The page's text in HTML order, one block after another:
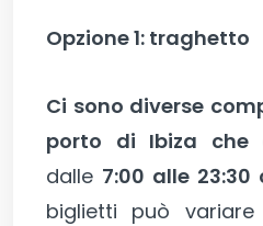
Opzione 1: traghetto
Ci sono diverse
porto di Ibiza che
dalle 7:00 alle 23:30
biglietti può